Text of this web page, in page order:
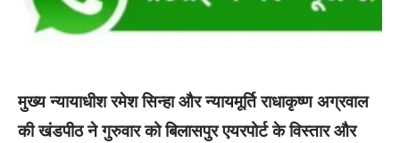
मुख्य न्यायाधीश रमेश सिन्हा और न्यायमूर्ति राधाकृष्ण अग्रवाल
की खंडपीठ ने गुरुवार को बिलासपुर एयरपोर्ट के विस्तार और